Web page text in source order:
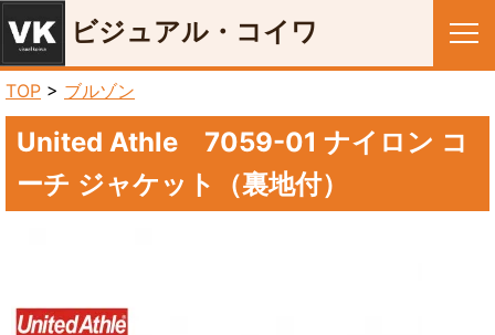
ビジュアル・コイワ
TOP > ブルゾン
United Athle 7059-01 ナイロン コ
ーチ ジャケット（裏地付）